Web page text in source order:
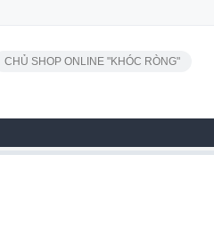
CHỦ SHOP ONLINE "KHÓC RÒNG"